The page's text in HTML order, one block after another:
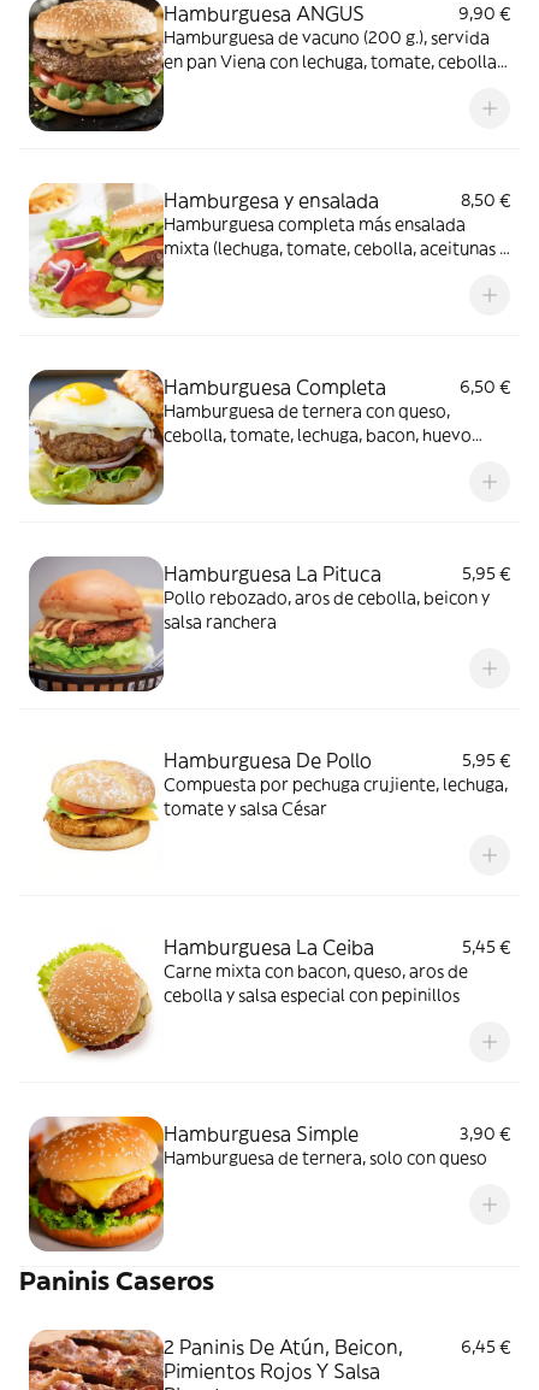
Hamburguesa ANGUS
9,90 €
Hamburguesa de vacuno (200 g.), servida
en pan Viena con lechuga, tomate, cebolla
Hamburgesa y ensalada
8,50 €
Hamburguesa completa más ensalada
mixta (lechuga, tomate, cebolla, aceitunas y
Hamburguesa Completa
6,50 €
Hamburguesa de ternera con queso,
cebolla, tomate, lechuga, bacon, huevo
Hamburguesa La Pituca
5,95 €
Pollo rebozado, aros de cebolla, beicon y
salsa ranchera
Hamburguesa De Pollo
5,95 €
Compuesta por pechuga crujiente, lechuga,
tomate y salsa César
Hamburguesa La Ceiba
5,45 €
Carne mixta con bacon, queso, aros de
cebolla y salsa especial con pepinillos
Hamburguesa Simple
3,90 €
Hamburguesa de ternera, solo con queso
Paninis Caseros
2 Paninis De Atún, Beicon,
Pimientos Rojos Y Salsa
6,45 €